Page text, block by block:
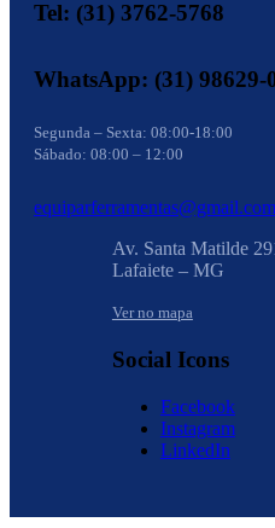
Tel: (31) 3762-5768
WhatsApp: (31) 98629-
Segunda – Sexta: 08:00-18:00
Sábado: 08:00 – 12:00
equiparferramentas@gmail.com
Av. Santa Matilde
Lafaiete – MG
Ver no mapa
Social Icons
Facebook
Instagram
LinkedIn